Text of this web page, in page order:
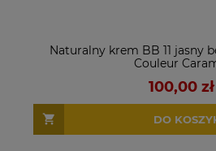
Naturalny krem BB 11 jasny
Couleur
100,00 zł
DO